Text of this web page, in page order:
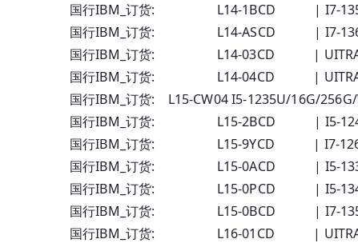
国行IBM_订货: L14-1BCD | I7-
国行IBM_订货: L14-ASCD | I7-
国行IBM_订货: L14-03CD |
国行IBM_订货: L14-04CD |
国行IBM_订货: L15-CW04 I5-1235U/16G/
国行IBM_订货: L15-2BCD | I5-
国行IBM_订货: L15-9YCD | I7-
国行IBM_订货: L15-0ACD | I5-
国行IBM_订货: L15-0PCD | I5-
国行IBM_订货: L15-0BCD | I7-
国行IBM_订货: L16-01CD |